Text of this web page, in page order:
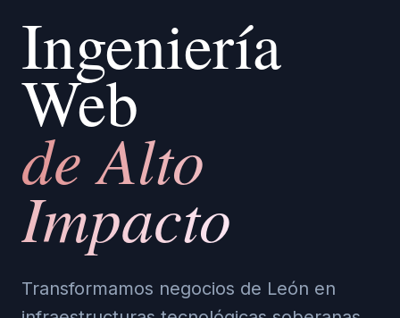
Ingeniería
Web
de Alto
Impacto
Transformamos negocios de León en